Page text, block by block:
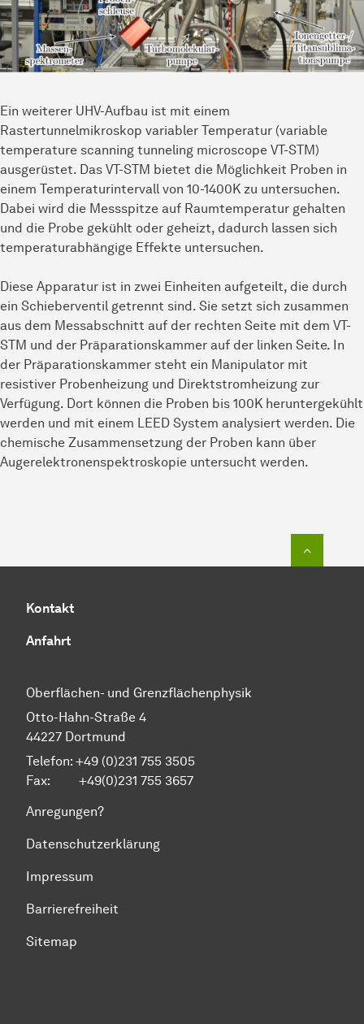
Ein weiterer UHV-Aufbau ist mit einem
Rastertunnelmikroskop variabler Temperatur (variable
temperature scanning tunneling microscope VT-STM)
ausgerüstet. Das VT-STM bietet die Möglichkeit Proben in
einem Temperaturintervall von 10-1400K zu untersuchen.
Dabei wird die Messspitze auf Raumtemperatur gehalten
und die Probe gekühlt oder geheizt, dadurch lassen sich
temperaturabhängige Effekte untersuchen.
Diese Apparatur ist in zwei Einheiten aufgeteilt, die durch
ein Schieberventil getrennt sind. Sie setzt sich zusammen
aus dem Messabschnitt auf der rechten Seite mit dem VT-
STM und der Präparationskammer auf der linken Seite. In
der Präparationskammer steht ein Manipulator mit
resistiver Probenheizung und Direktstromheizung zur
Verfügung. Dort können die Proben bis 100K heruntergekühlt
werden und mit einem LEED System analysiert werden. Die
chemische Zusammensetzung der Proben kann über
Augerelektronenspektroskopie untersucht werden.
Kontakt
Anfahrt
Oberflächen- und Grenzflächenphysik
Otto-Hahn-Straße 4
44227 Dortmund
Telefon: +49 (0)231 755 3505
Fax: +49(0)231 755 3657
Anregungen?
Datenschutzerklärung
Impressum
Barrierefreiheit
Sitemap